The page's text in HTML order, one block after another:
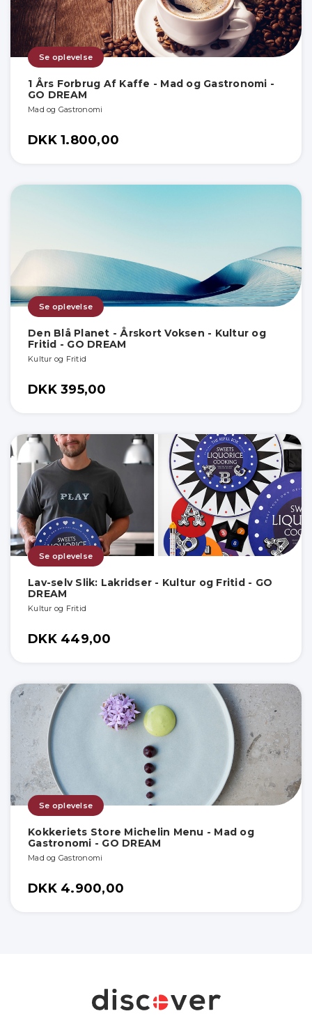
Se oplevelse
1 Års Forbrug Af Kaffe - Mad og Gastronomi -
GO DREAM
Mad og Gastronomi
DKK 1.800,00
Se oplevelse
Den Blå Planet - Årskort Voksen - Kultur og
Fritid - GO DREAM
Kultur og Fritid
DKK 395,00
Se oplevelse
Lav-selv Slik: Lakridser - Kultur og Fritid - GO
DREAM
Kultur og Fritid
DKK 449,00
Se oplevelse
Kokkeriets Store Michelin Menu - Mad og
Gastronomi - GO DREAM
Mad og Gastronomi
DKK 4.900,00